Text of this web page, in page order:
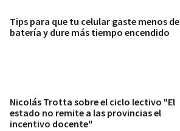
Tips para que tu celular gaste menos de
batería y dure más tiempo encendido
Nicolás Trotta sobre el ciclo lectivo "El
estado no remite a las provincias el
incentivo docente"